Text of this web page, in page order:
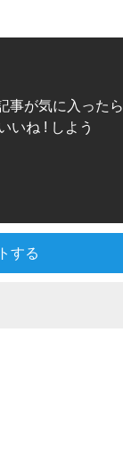
事が気に入ったら
いね ! しよう
する